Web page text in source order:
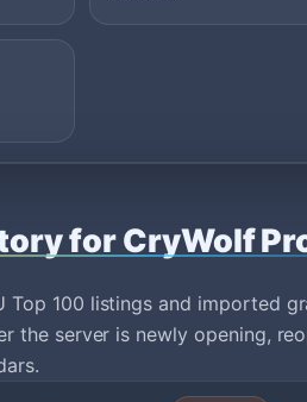
for CryWolf
Top 100 listings and imported
the server is newly opening,